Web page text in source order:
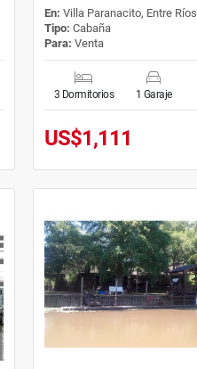
En: Villa Paranacito, Entre Ríos
Tipo: Cabaña
Para: Venta
3 Dormitorios 1 Garaje
US$1,111